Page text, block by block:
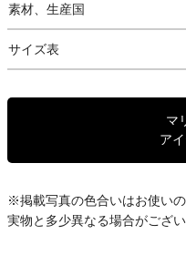
※商品により、柄の配置が画
了承下さい。
素材、生産国
サイズ表
マ
ア
※掲載写真の色合いはお使い
実物と多少異なる場合がござ